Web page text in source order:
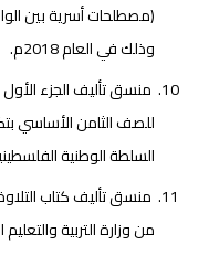
(مصطلحات أسرية بين
وذلك في العام 2018م.
منسق تأليف الجزء الأول
للصف الثامن الأساسي
السلطة الوطنية
منسق تأليف كتاب
من وزارة التربية